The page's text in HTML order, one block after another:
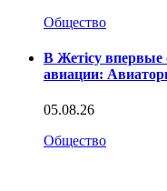
Общество
В Жетісу
авиации:
05.08.26
Общество